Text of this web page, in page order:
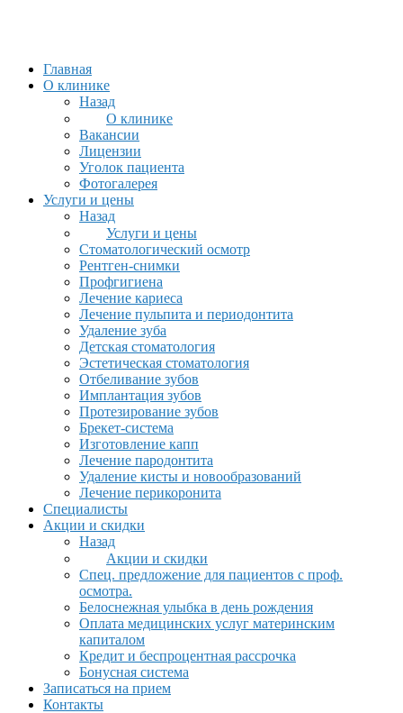
Главная
О клинике
Назад
О клинике
Вакансии
Лицензии
Уголок пациента
Фотогалерея
Услуги и цены
Назад
Услуги и цены
Стоматологический осмотр
Рентген-снимки
Профгигиена
Лечение кариеса
Лечение пульпита и периодонтита
Удаление зуба
Детская стоматология
Эстетическая стоматология
Отбеливание зубов
Имплантация зубов
Протезирование зубов
Брекет-система
Изготовление капп
Лечение пародонтита
Удаление кисты и новообразований
Лечение перикоронита
Специалисты
Акции и скидки
Назад
Акции и скидки
Спец. предложение для пациентов с проф.
осмотра.
Белоснежная улыбка в день рождения
Оплата медицинских услуг материнским
капиталом
Кредит и беспроцентная рассрочка
Бонусная система
Записаться на прием
Контакты